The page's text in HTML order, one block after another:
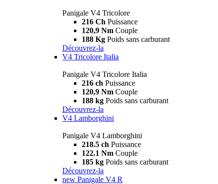
Panigale V4 Tricolore
216 Ch Puissance
120,9 Nm Couple
188 Kg Poids sans carburant
Découvrez-la
V4 Tricolore Italia
Panigale V4 Tricolore Italia
216 ch Puissance
120,9 Nm Couple
188 kg Poids sans carburant
Découvrez-la
V4 Lamborghini
Panigale V4 Lamborghini
218.5 ch Puissance
122.1 Nm Couple
185 kg Poids sans carburant
Découvrez-la
new Panigale V4 R